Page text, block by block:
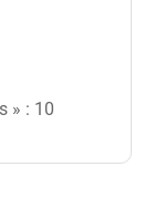
» : 10